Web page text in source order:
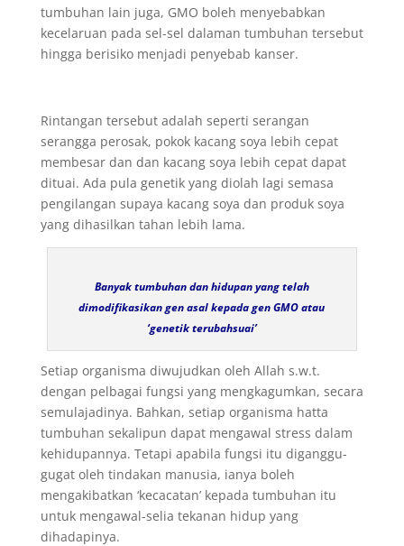
tumbuhan lain juga, GMO boleh menyebabkan
kecelaruan pada sel-sel dalaman tumbuhan tersebut
hingga berisiko menjadi penyebab kanser.
Rintangan tersebut adalah seperti serangan
serangga perosak, pokok kacang soya lebih cepat
membesar dan dan kacang soya lebih cepat dapat
dituai. Ada pula genetik yang diolah lagi semasa
pengilangan supaya kacang soya dan produk soya
yang dihasilkan tahan lebih lama.
Banyak tumbuhan dan hidupan yang telah
dimodifikasikan gen asal kepada gen GMO atau
‘genetik terubahsuai’
Setiap organisma diwujudkan oleh Allah s.w.t.
dengan pelbagai fungsi yang mengkagumkan, secara
semulajadinya. Bahkan, setiap organisma hatta
tumbuhan sekalipun dapat mengawal stress dalam
kehidupannya. Tetapi apabila fungsi itu diganggu-
gugat oleh tindakan manusia, ianya boleh
mengakibatkan ‘kecacatan’ kepada tumbuhan itu
untuk mengawal-selia tekanan hidup yang
dihadapinya.